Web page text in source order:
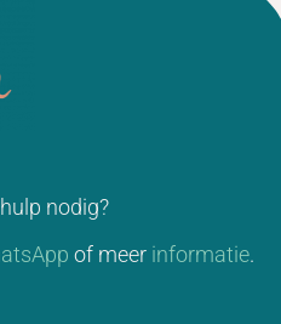
nodig?
of meer informatie.